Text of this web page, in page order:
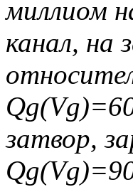
миллиом
канал, на
затвор,